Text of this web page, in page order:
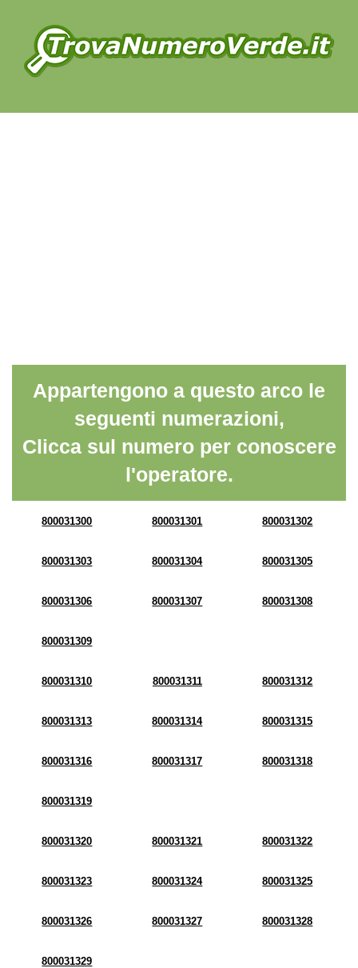
Appartengono a questo arco le
seguenti numerazioni,
Clicca sul numero per conoscere
l'operatore.
800031300 800031301 800031302
800031303 800031304 800031305
800031306 800031307 800031308
800031309
800031310 800031311 800031312
800031313 800031314 800031315
800031316 800031317 800031318
800031319
800031320 800031321 800031322
800031323 800031324 800031325
800031326 800031327 800031328
800031329